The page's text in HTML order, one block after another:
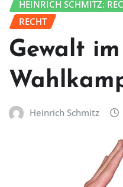
HEINRICH SCHMITZ:
RECHT
Gewalt im
Heinrich Schmitz